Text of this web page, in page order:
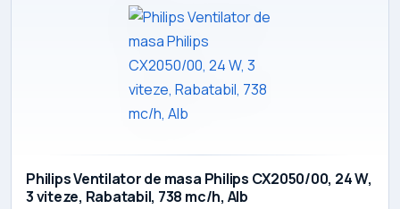
Philips Ventilator de masa Philips CX2050/00, 24 W,
3 viteze, Rabatabil, 738 mc/h, Alb